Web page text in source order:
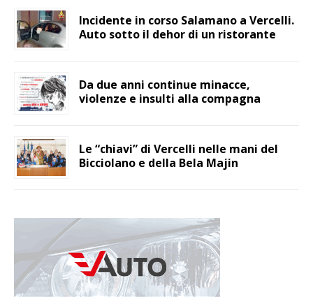
Incidente in corso Salamano a Vercelli.
Auto sotto il dehor di un ristorante
Da due anni continue minacce,
violenze e insulti alla compagna
Le “chiavi” di Vercelli nelle mani del
Bicciolano e della Bela Majin